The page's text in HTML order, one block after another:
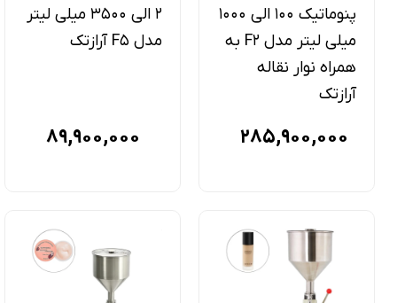
پنوماتیک 100 الی 1000
میلی لیتر مدل F2 به
همراه نوار نقاله
آرازتک
285,900,000
2 الی 3500 میلی لیتر
مدل F5 آرازتک
89,900,000